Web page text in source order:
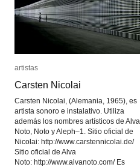
artistas
Carsten Nicolai
Carsten Nicolai, (Alemania, 1965), es
artista sonoro e instalativo. Utiliza
además los nombres artísticos de Alva
Noto, Noto y Aleph–1. Sitio oficial de
Nicolai: http://www.carstennicolai.de/
Sitio oficial de Alva
Noto: http://www.alvanoto.com/ Es
artistas
Carsten Nicolai